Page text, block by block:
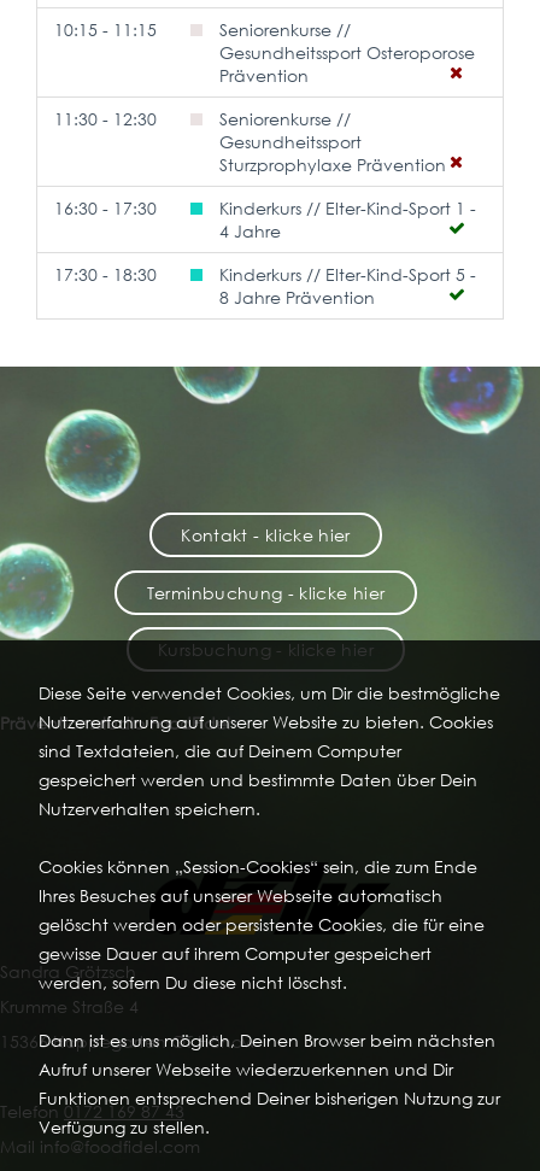
Diese Seite verwendet Cookies, um Dir die bestmögliche
Nutzererfahrung auf unserer Website zu bieten. Cookies
sind Textdateien, die auf Deinem Computer
gespeichert werden und bestimmte Daten über Dein
Nutzerverhalten speichern.
Cookies können „Session-Cookies“ sein, die zum Ende
Ihres Besuches auf unserer Webseite automatisch
gelöscht werden oder persistente Cookies, die für eine
gewisse Dauer auf ihrem Computer gespeichert
werden, sofern Du diese nicht löschst.
Dann ist es uns möglich, Deinen Browser beim nächsten
Aufruf unserer Webseite wiederzuerkennen und Dir
Funktionen entsprechend Deiner bisherigen Nutzung zur
Verfügung zu stellen.
10:15 - 11:15
Seniorenkurse //
Gesundheitssport Osteroporose
Prävention
11:30 - 12:30
Seniorenkurse //
Gesundheitssport
Sturzprophylaxe Prävention
16:30 - 17:30
Kinderkurs // Elter-Kind-Sport 1 -
4 Jahre
17:30 - 18:30
Kinderkurs // Elter-Kind-Sport 5 -
8 Jahre Prävention
Kontakt - klicke hier
Terminbuchung - klicke hier
Kursbuchung - klicke hier
Präventionsstudio FoodFidel
Sandra Grötzsch
Krumme Straße 4
15366 Hoppegarten OT Hönow
Telefon 0172 169 87 43
Mail info@foodfidel.com